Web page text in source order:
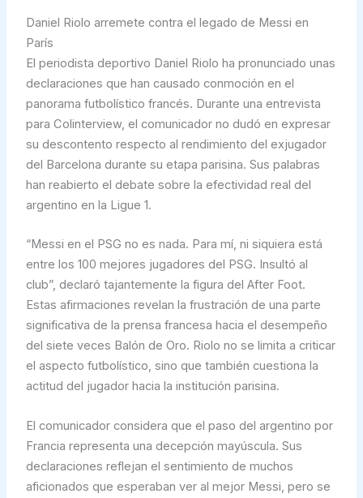
Daniel Riolo arremete contra el legado de Messi en
París
El periodista deportivo Daniel Riolo ha pronunciado unas
declaraciones que han causado conmoción en el
panorama futbolístico francés. Durante una entrevista
para Colinterview, el comunicador no dudó en expresar
su descontento respecto al rendimiento del exjugador
del Barcelona durante su etapa parisina. Sus palabras
han reabierto el debate sobre la efectividad real del
argentino en la Ligue 1.
“Messi en el PSG no es nada. Para mí, ni siquiera está
entre los 100 mejores jugadores del PSG. Insultó al
club”, declaró tajantemente la figura del After Foot.
Estas afirmaciones revelan la frustración de una parte
significativa de la prensa francesa hacia el desempeño
del siete veces Balón de Oro. Riolo no se limita a criticar
el aspecto futbolístico, sino que también cuestiona la
actitud del jugador hacia la institución parisina.
El comunicador considera que el paso del argentino por
Francia representa una decepción mayúscula. Sus
declaraciones reflejan el sentimiento de muchos
aficionados que esperaban ver al mejor Messi, pero se